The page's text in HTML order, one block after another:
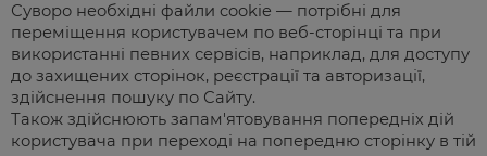
Суворо необхідні файли cookie — потрібні для
переміщення користувачем по веб-сторінці та при
використанні певних сервісів, наприклад, для доступу
до захищених сторінок, реєстрації та авторизації,
здійснення пошуку по Сайту.
Також здійснюють запам'ятовування попередніх дій
користувача при переході на попередню сторінку в тій